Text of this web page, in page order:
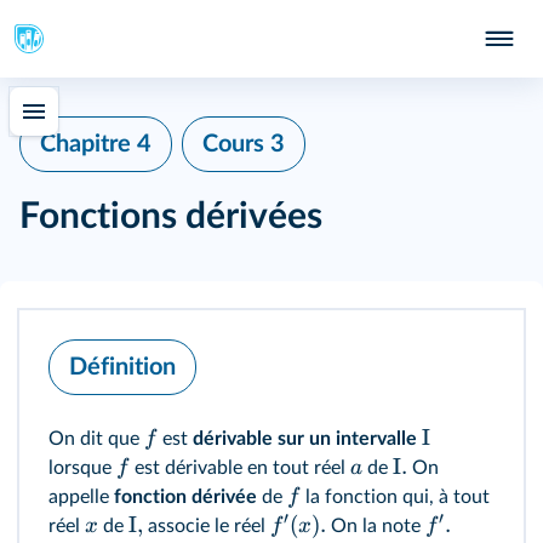
Chapitre 4 Cours 3
Fonctions dérivées
Définition
On dit que f estdérivable sur un intervalle I
lorsque f est dérivable en tout réela de I. On
appelle fonction dérivée de f
la fonction qui, à tout
réel x de I, associe le réel f′(x). On la note f′.